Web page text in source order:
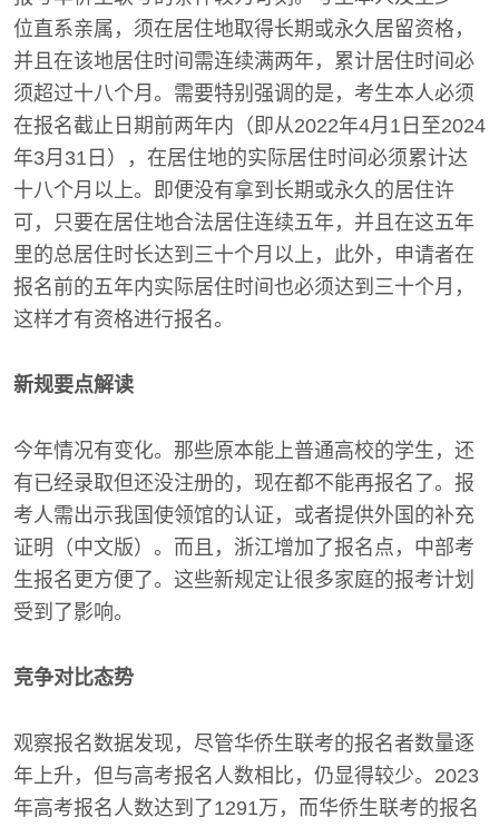
位直系亲属，须在居住地取得长期或永久居留资格，
并且在该地居住时间需连续满两年，累计居住时间必
须超过十八个月。需要特别强调的是，考生本人必须
在报名截止日期前两年内（即从2022年4月1日至2024
年3月31日），在居住地的实际居住时间必须累计达
十八个月以上。即便没有拿到长期或永久的居住许
可，只要在居住地合法居住连续五年，并且在这五年
里的总居住时长达到三十个月以上，此外，申请者在
报名前的五年内实际居住时间也必须达到三十个月，
这样才有资格进行报名。
新规要点解读
今年情况有变化。那些原本能上普通高校的学生，还
有已经录取但还没注册的，现在都不能再报名了。报
考人需出示我国使领馆的认证，或者提供外国的补充
证明（中文版）。而且，浙江增加了报名点，中部考
生报名更方便了。这些新规定让很多家庭的报考计划
受到了影响。
竞争对比态势
观察报名数据发现，尽管华侨生联考的报名者数量逐
年上升，但与高考报名人数相比，仍显得较少。2023
年高考报名人数达到了1291万，而华侨生联考的报名